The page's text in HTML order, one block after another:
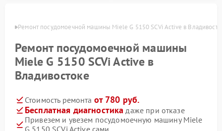
Ремонт посудомоечной машины Miele G 5150 SCVi Active в
Ремонт посудомоечной машины
Miele G 5150 SCVi Active в
Владивостоке
Стоимость ремонта от 780 руб.
Бесплатная диагностика даже при отказе
Привезем и увезем посудомоечную машину Miele
G 5150 SCVi Active сами